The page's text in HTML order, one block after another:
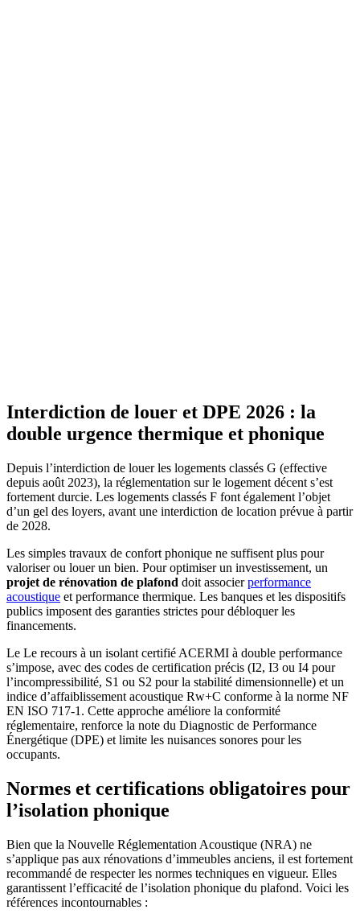
Interdiction de louer et DPE 2026 : la
double urgence thermique et phonique
Depuis l’interdiction de louer les logements classés G (effective
depuis août 2023), la réglementation sur le logement décent s’est
fortement durcie. Les logements classés F font également l’objet
d’un gel des loyers, avant une interdiction de location prévue à partir
de 2028.
Les simples travaux de confort phonique ne suffisent plus pour
valoriser ou louer un bien. Pour optimiser un investissement, un
projet de rénovation de plafond doit associerperformance
acoustique et performance thermique. Les banques et les dispositifs
publics imposent des garanties strictes pour débloquer les
financements.
Le Le recours à un isolant certifié ACERMI à double performance
s’impose, avec des codes de certification précis (I2, I3 ou I4 pour
l’incompressibilité, S1 ou S2 pour la stabilité dimensionnelle) et un
indice d’affaiblissement acoustique Rw+C conforme à la norme NF
EN ISO 717-1. Cette approche améliore la conformité
réglementaire, renforce la note du Diagnostic de Performance
Énergétique (DPE) et limite les nuisances sonores pour les
occupants.
Normes et certifications obligatoires pour
l’isolation phonique
Bien que la Nouvelle Réglementation Acoustique (NRA) ne
s’applique pas aux rénovations d’immeubles anciens, il est fortement
recommandé de respecter les normes techniques en vigueur. Elles
garantissent l’efficacité de l’isolation phonique du plafond. Voici les
références incontournables :